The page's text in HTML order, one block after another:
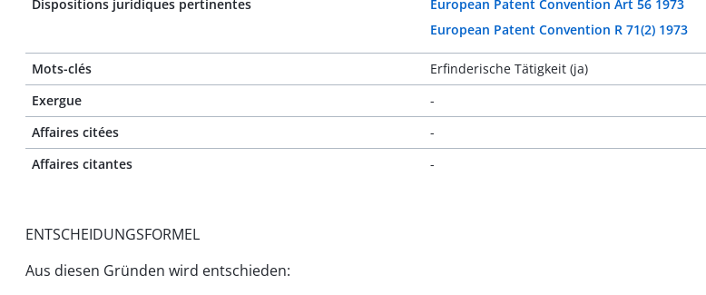
Dispositions juridiques pertinentes
European Patent Convention Art 56 1973
European Patent Convention R 71(2) 1973
Mots-clés
Erfinderische Tätigkeit (ja)
Exergue
-
Affaires citées
-
Affaires citantes
-
ENTSCHEIDUNGSFORMEL
Aus diesen Gründen wird entschieden: